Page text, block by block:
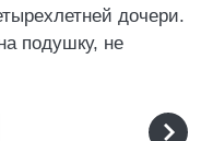
дочери.
подушку, не